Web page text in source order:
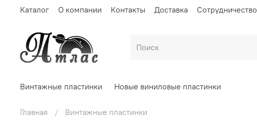
Каталог О компании Контакты Доставка Сотрудничество
Винтажные пластинки Новые виниловые пластинки
Главная Винтажные пластинки